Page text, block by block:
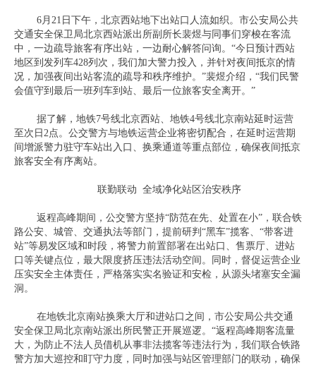
6月21日下午，北京西站地下出站口人流如织。市公安局公共
交通安全保卫局北京西站派出所副所长裴煜与同事们穿梭在客流
中，一边疏导旅客有序出站，一边耐心解答问询。“今日预计西站
地区到发列车428列次，我们加大警力投入，并针对夜间抵京的情
况，加强夜间出站客流的疏导和秩序维护。”裴煜介绍，“我们民警
会值守到最后一班列车到站、最后一位旅客安全离开。”
据了解，地铁7号线北京西站、地铁4号线北京南站延时运营
至次日2点。公交警方与地铁运营企业将密切配合，在延时运营期
间增派警力驻守车站出入口、换乘通道等重点部位，确保夜间抵京
旅客安全有序离站。
联勤联动 全域净化站区治安秩序
返程高峰期间，公交警方坚持“防范在先、处置在小”，联合铁
路公安、城管、交通执法等部门，提前研判“黑车”揽客、“带客进
站”等易发区域和时段，将警力前置部署在出站口、售票厅、进站
口等关键点位，最大限度挤压违法活动空间。同时，督促运营企业
压实安全主体责任，严格落实实名验证和安检，从源头堵塞安全漏
洞。
在地铁北京南站换乘大厅和进站口之间，市公安局公共交通
安全保卫局北京南站派出所民警正开展巡逻。“返程高峰期客流量
大，为防止不法人员借机从事非法揽客等违法行为，我们联合铁路
警方加大巡控和盯守力度，同时加强与站区管理部门的联动，确保